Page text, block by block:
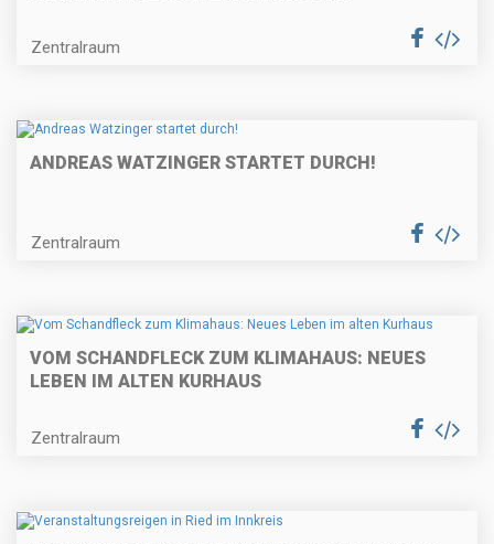
Zentralraum
ANDREAS WATZINGER STARTET DURCH!
Zentralraum
VOM SCHANDFLECK ZUM KLIMAHAUS: NEUES
LEBEN IM ALTEN KURHAUS
Zentralraum